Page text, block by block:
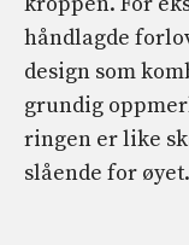
håndlagde
design som
grundig
ringen er like
slående for øyet.